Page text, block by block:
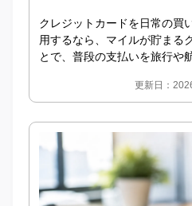
クレジットカードを日常の買
用するなら、マイルが貯まる
とで、普段の支払いを旅行や
更新日：